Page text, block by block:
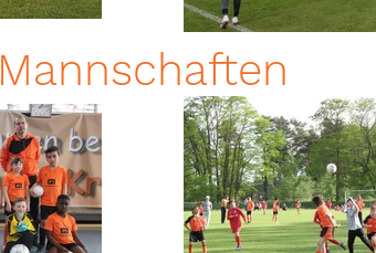
Mannschaften